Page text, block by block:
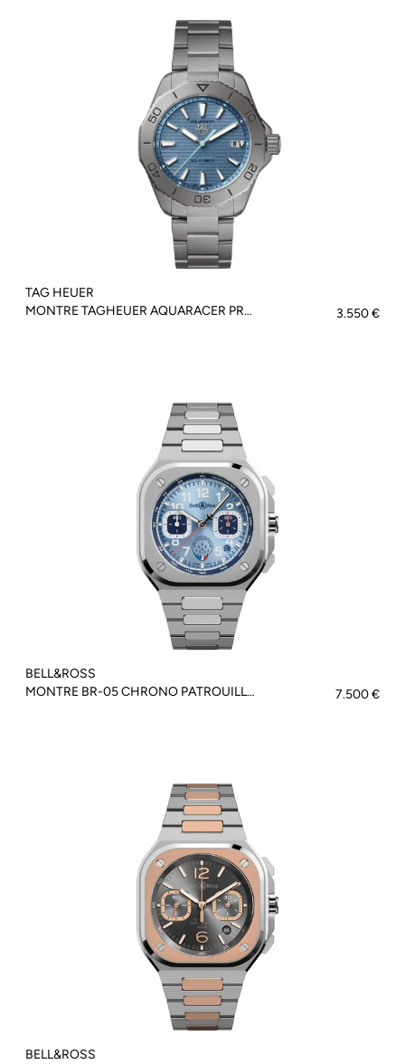
TAG HEUER
MONTRE TAGHEUER AQUARACER PROFESSIONAL 200 SOLARGRAPH - WBP1182.BF0000
3.550 €
BELL&ROSS
MONTRE BR-05 CHRONO PATROUILLE DE FRANCE - BR05C-PAF-ST/SST
7.500 €
BELL&ROSS